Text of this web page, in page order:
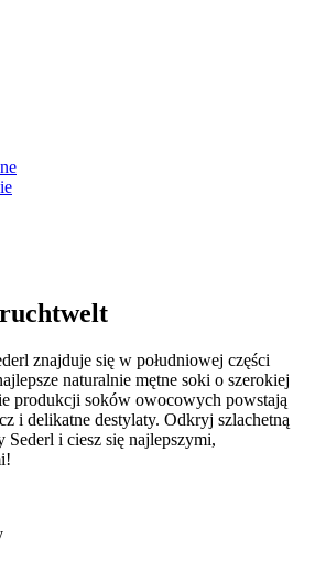
znajduje się w południowej części
naturalnie mętne soki o szerokiej
produkcji soków owocowych powstają
i delikatne destylaty. Odkryj szlachetną
i ciesz się najlepszymi,